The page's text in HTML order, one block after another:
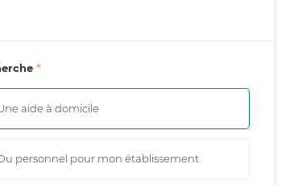
aide à domicile
personnel pour mon établissement